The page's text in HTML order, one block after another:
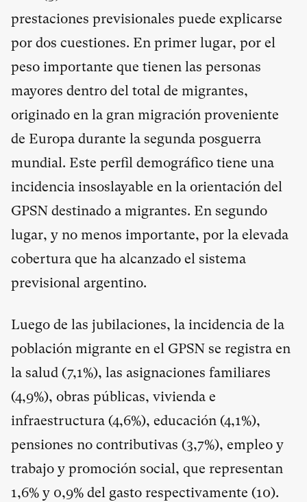
prestaciones previsionales puede explicarse
por dos cuestiones. En primer lugar, por el
peso importante que tienen las personas
mayores dentro del total de migrantes,
originado en la gran migración proveniente
de Europa durante la segunda posguerra
mundial. Este perfil demográfico tiene una
incidencia insoslayable en la orientación del
GPSN destinado a migrantes. En segundo
lugar, y no menos importante, por la elevada
cobertura que ha alcanzado el sistema
previsional argentino.
Luego de las jubilaciones, la incidencia de la
población migrante en el GPSN se registra en
la salud (7,1%), las asignaciones familiares
(4,9%), obras públicas, vivienda e
infraestructura (4,6%), educación (4,1%),
pensiones no contributivas (3,7%), empleo y
trabajo y promoción social, que representan
1,6% y 0,9% del gasto respectivamente (10).